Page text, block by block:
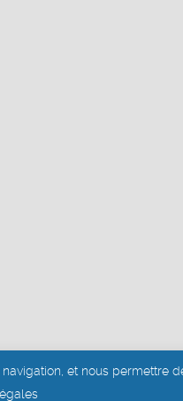
par Aurélie Dits
et nous permettre